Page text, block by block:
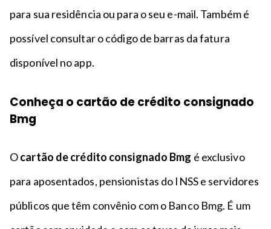
para sua residência ou para o seu e-mail. Também é
possível consultar o código de barras da fatura
disponível no app.
Conheça o cartão de crédito consignado
Bmg
Ocartão de crédito consignado Bmg é exclusivo
para aposentados, pensionistas do INSS e servidores
públicos que têm convênio com o Banco Bmg. É um